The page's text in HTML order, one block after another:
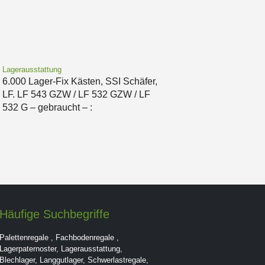
Lagerausstattung
6.000 Lager-Fix Kästen, SSI Schäfer,
LF. LF 543 GZW / LF 532 GZW / LF
532 G – gebraucht – :
Häufige Suchbegriffe
Palettenregale , Fachbodenregale ,
Lagerpaternoster, Lagerausstattung,
Blechlager, Langgutlager, Schwerlastregale,